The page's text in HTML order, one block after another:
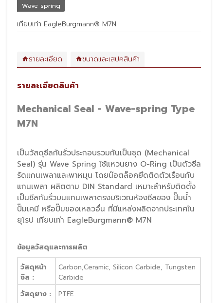
Wave spring
เทียบเท่า EagleBurgmann® M7N
รายละเอียด ขนาดและเสปคสินค้า
รายละเอียดสินค้า
Mechanical Seal - Wave-spring Type
M7N
เป็นวัสดุซีลกันรั่วประกอบรวมกันเป็นชุด (Mechanical
Seal) รุ่น Wave Spring ใช้แหวนยาง O-Ring เป็นตัวซีล
รัดแกนเพลาและพาหมุน โดยน๊อตล็อคยึดติดตัวเรือนกับ
แกนเพลา ผลิตตาม DIN Standard เหมาะสำหรับติดตั้ง
เป็นซีลกันรั่วบนแกนเพลาตรงบริเวณห้องซีลของ ปั๊มน้ำ
ปั๊มเคมี หรือปั๊มของเหลวอื่น ที่มีแหล่งผลิตจากประเทศใน
ยุโรป เทียบเท่า EagleBurgmann® M7N
ข้อมูลวัสดุและการผลิต
วัสดุหน้า
ซีล :
Carbon,Ceramic, Silicon Carbide, Tungsten
Carbide
วัสดุยาง : PTFE